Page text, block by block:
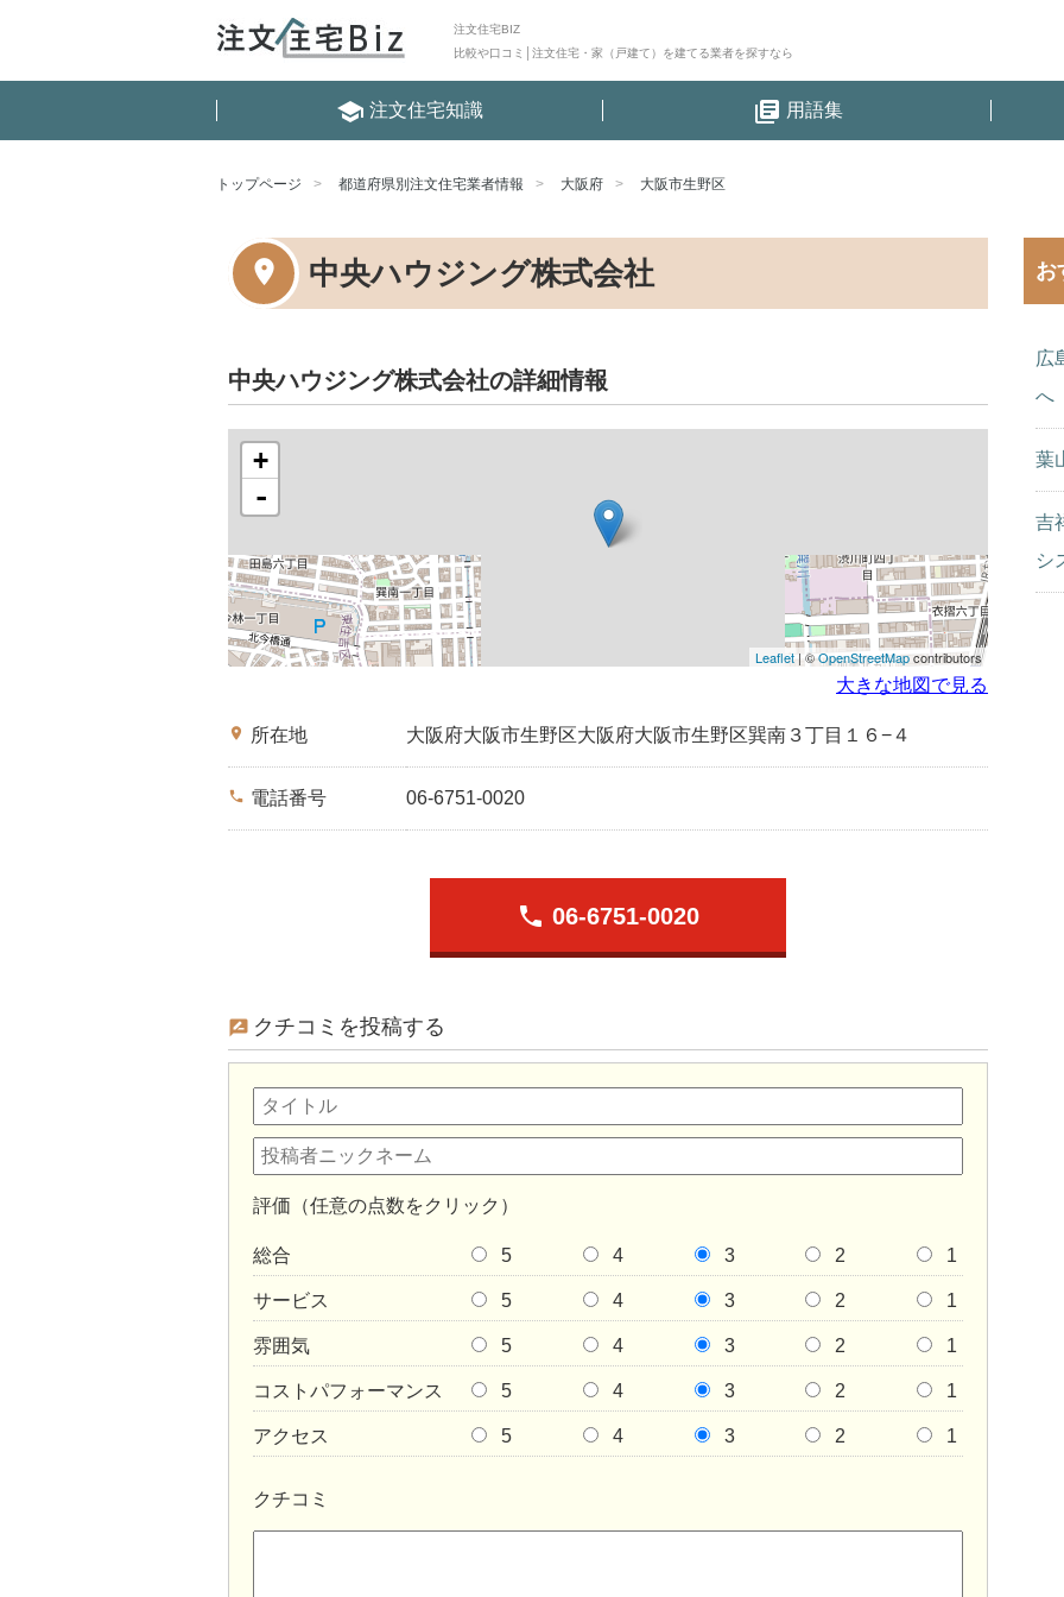
注文住宅BIZ
比較や口コミ│注文住宅・家（戸建て）を建てる業者を探すなら
school 注文住宅知識 library_books 用語集
トップページ 都道府県別注文住宅業者情報 大阪府 大阪市生野区
中央ハウジング株式会社
中央ハウジング株式会社の詳細情報
+
-
Leaflet| ©OpenStreetMapcontributors
大きな地図で見る
place 所在地 大阪府大阪市生野区大阪府大阪市生野区巽南３丁目１６−４
phone 電話番号 06-6751-0020
phone 06-6751-0020
クチコミを投稿する
評価（任意の点数をクリック）
総合 5 4 3 2 1
サービス 5 4 3 2 1
雰囲気 5 4 3 2 1
コストパフォーマンス 5 4 3 2 1
アクセス 5 4 3 2 1
クチコミ
お
広
へ
葉
吉
シ